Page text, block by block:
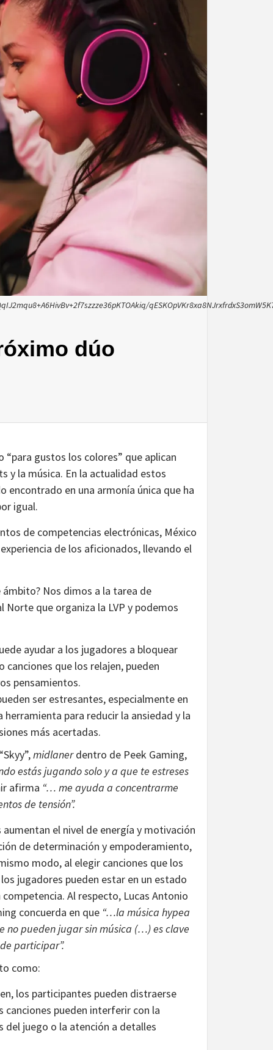
dúo
“para gustos los colores” que aplican
y la música. En la actualidad estos
encontrado en una armonía única que ha
igual.
de competencias electrónicas, México
de los aficionados, llevando el
Nos dimos a la tarea de
que organiza la LVP y podemos
ayudar a los jugadores a bloquear
que los relajen, pueden
pensamientos.
ser estresantes, especialmente en
para reducir la ansiedad y la
más acertadas.
midlanerdentro de Peek Gaming,
estás jugando solo y a que te estreses
afirma “… me ayuda a concentrarme
de tensión”.
el nivel de energía y motivación
de determinación y empoderamiento,
modo, al elegir canciones que los
jugadores pueden estar en un estado
Al respecto, Lucas Antonio
concuerda en que “…la música hypea
no pueden jugar sin música (…) es clave
participar”.
como:
los participantes pueden distraerse
pueden interferir con la
del juego o la atención a detalles